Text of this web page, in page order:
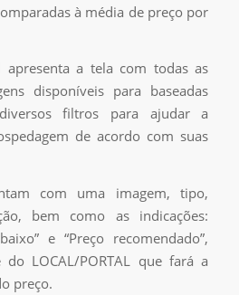
à média de preço por
apresenta a tela com todas as
disponíveis para baseadas
filtros para ajudar a
de acordo com suas
com uma imagem, tipo,
bem como as indicações:
e “Preço recomendado”,
LOCAL/PORTAL que fará a
preço.